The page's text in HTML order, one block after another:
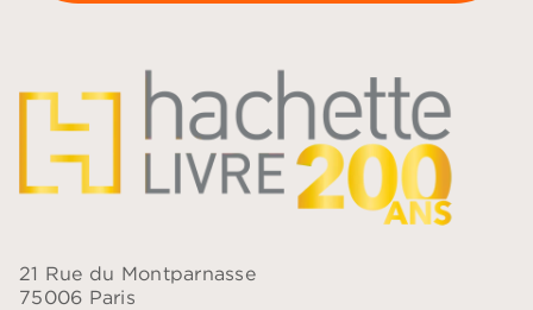
21 Rue du Montparnasse
75006 Paris